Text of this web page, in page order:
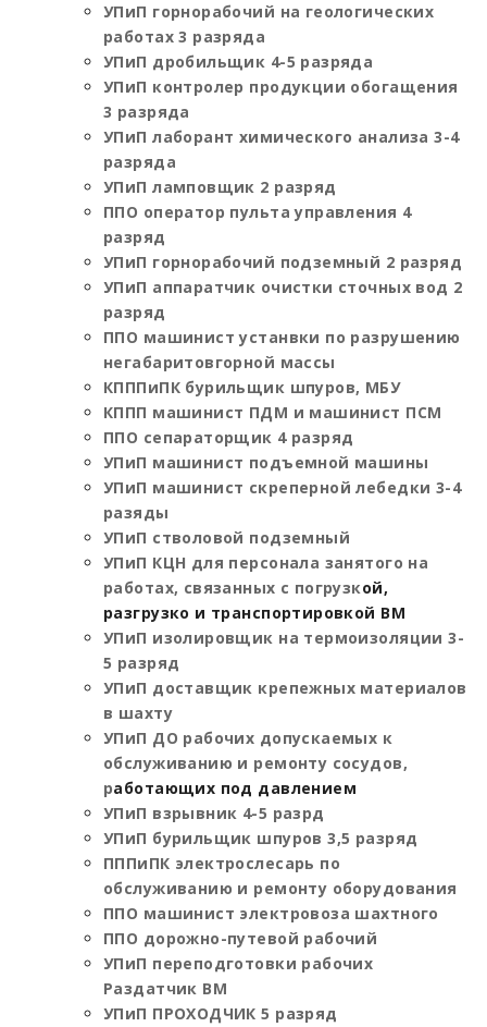
УПиП горнорабочий на геологических
работах 3 разряда
УПиП дробильщик 4-5 разряда
УПиП контролер продукции обогащения
3 разряда
УПиП лаборант химического анализа 3-4
разряда
УПиП ламповщик 2 разряд
ППО оператор пульта управления 4
разряд
УПиП горнорабочий подземный 2 разряд
УПиП аппаратчик очистки сточных вод 2
разряд
ППО машинист устанвки по разрушению
негабаритовгорной массы
КПППиПК бурильщик шпуров, МБУ
КППП машинист ПДМ и машинист ПСМ
ППО сепараторщик 4 разряд
УПиП машинист подъемной машины
УПиП машинист скреперной лебедки 3-4
разяды
УПиП стволовой подземный
УПиП КЦН для персонала занятого на
работах, связанных с погрузкой,
разгрузко и транспортировкой ВМ
УПиП изолировщик на термоизоляции 3-
5 разряд
УПиП доставщик крепежных материалов
в шахту
УПиП ДО рабочих допускаемых к
обслуживанию и ремонту сосудов,
работающих под давлением
УПиП взрывник 4-5 разрд
УПиП бурильщик шпуров 3,5 разряд
ПППиПК электрослесарь по
обслуживанию и ремонту оборудования
ППО машинист электровоза шахтного
ППО дорожно-путевой рабочий
УПиП переподготовки рабочих
Раздатчик ВМ
УПиП ПРОХОДЧИК 5 разряд